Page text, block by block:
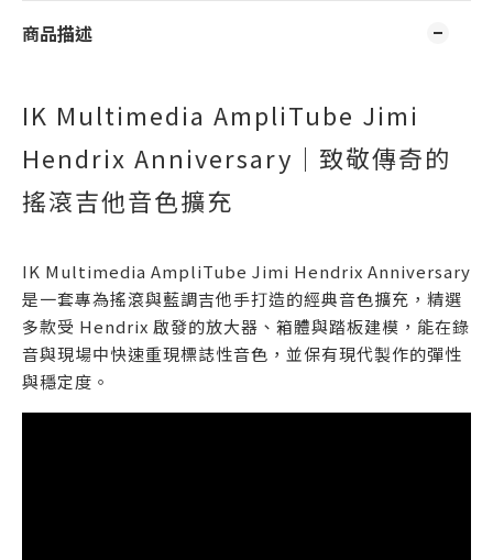
商品描述
IK Multimedia AmpliTube Jimi
Hendrix Anniversary｜致敬傳奇的
搖滾吉他音色擴充
IK Multimedia AmpliTube Jimi Hendrix Anniversary
是一套專為搖滾與藍調吉他手打造的經典音色擴充，精選
多款受 Hendrix 啟發的放大器、箱體與踏板建模，能在錄
音與現場中快速重現標誌性音色，並保有現代製作的彈性
與穩定度。